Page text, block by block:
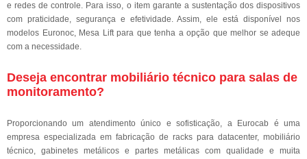
e redes de controle. Para isso, o item garante a sustentação dos dispositivos
com praticidade, segurança e efetividade. Assim, ele está disponível nos
modelos Euronoc, Mesa Lift para que tenha a opção que melhor se adeque
com a necessidade.
Deseja encontrar mobiliário técnico para salas de
monitoramento?
Proporcionando um atendimento único e sofisticação, a Eurocab é uma
empresa especializada em fabricação de racks para datacenter, mobiliário
técnico, gabinetes metálicos e partes metálicas com qualidade e muita